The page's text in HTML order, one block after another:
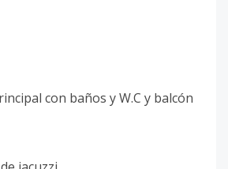
con baños y W.C y balcón